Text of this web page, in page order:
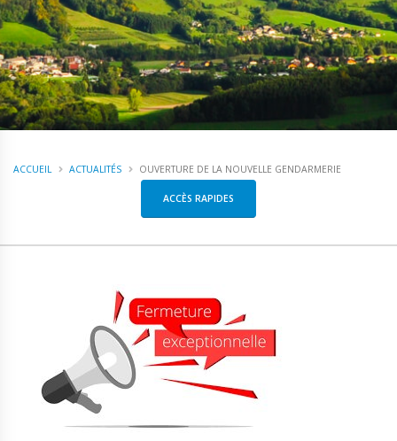
ACCUEIL ACTUALITÉS OUVERTURE DE LA NOUVELLE GENDARMERIE
ACCÈS RAPIDES